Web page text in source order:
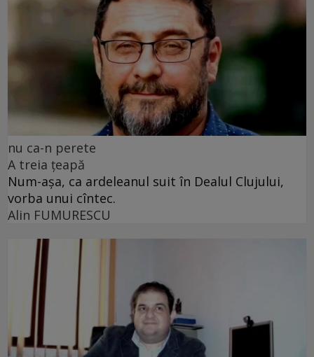
nu ca-n perete
A treia țeapă
Num-așa, ca ardeleanul suit în Dealul Clujului,
vorba unui cîntec.
Alin FUMURESCU